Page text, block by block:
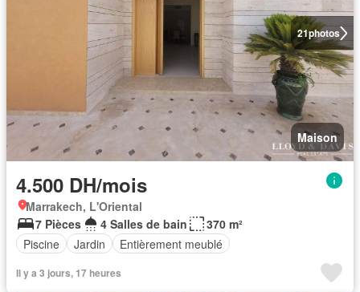
21photos
Maison
4.500 DH/mois
Marrakech, L'Oriental
7 Pièces
4 Salles de bain
370 m²
Piscine
Jardin Entièrement meublé
Il y a 3 jours, 17 heures